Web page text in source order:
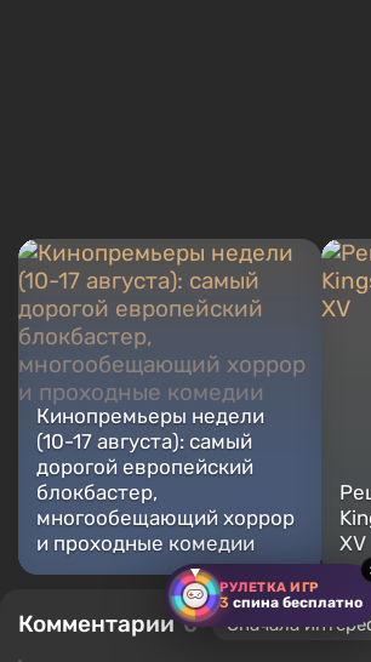
РУЛЕТКА ИГР
3 спина бесплатно
Кинопремьеры недели
(10-17 августа): самый
дорогой европейский
блокбастер,
многообещающий хоррор
и проходные комедии
XV
Комментарии 0